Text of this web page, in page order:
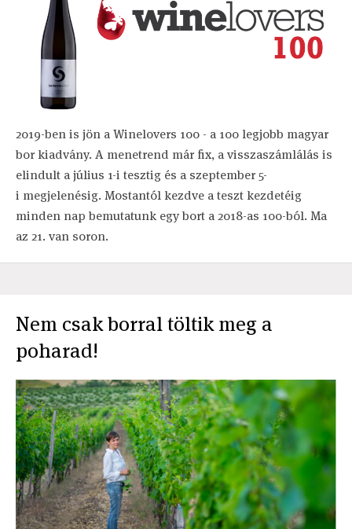
2019-ben is jön a Winelovers 100 - a 100 legjobb magyar
bor kiadvány. A menetrend már fix, a visszaszámlálás is
elindult a július 1-i tesztig és a szeptember 5-
i megjelenésig. Mostantól kezdve a teszt kezdetéig
minden nap bemutatunk egy bort a 2018-as 100-ból. Ma
az 21. van soron.
Nem csak borral töltik meg a
poharad!